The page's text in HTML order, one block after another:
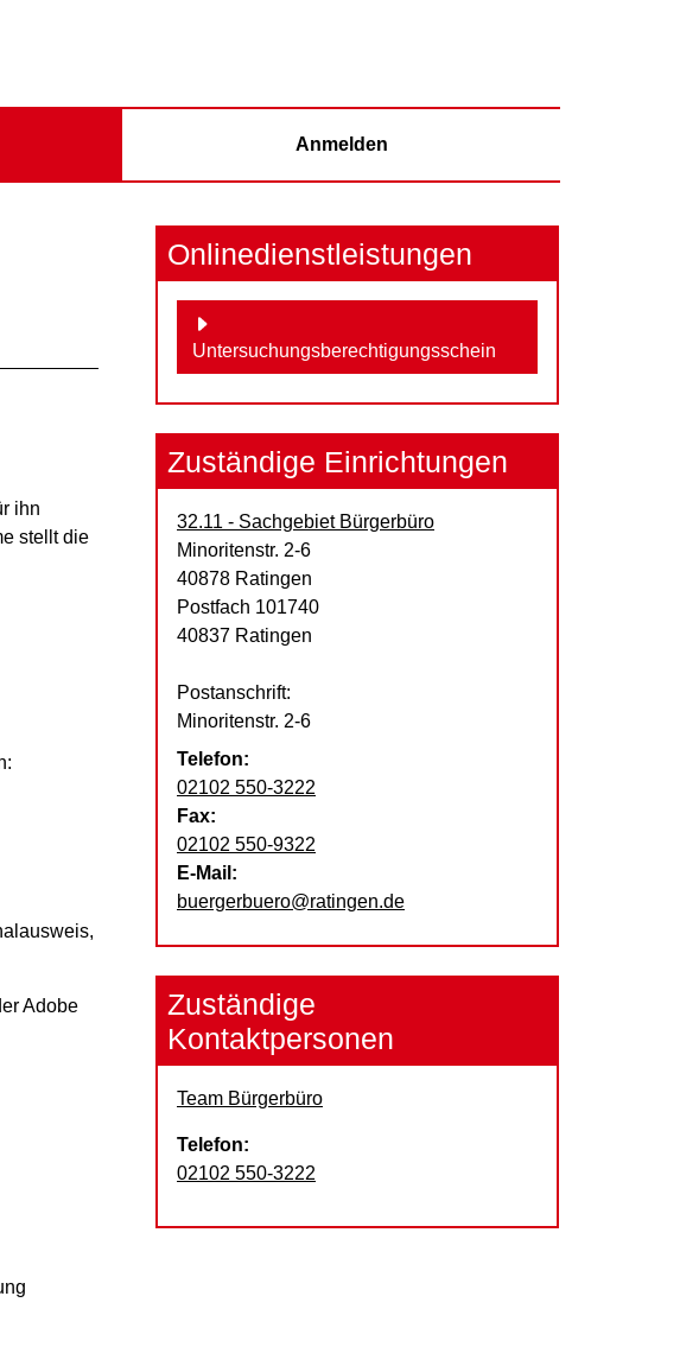
Anmelden
ihn
stellt die
Adobe
Onlinedienstleistungen
Untersuchungsberechtigungsschein
Zuständige Einrichtungen
32.11 - Sachgebiet Bürgerbüro
Straße:
Minoritenstr. Hausnummer:
2-6
PLZ:
40878 Ort:
Ratingen
Postfach 101740
40837 Ratingen
Postanschrift:
Minoritenstr. 2-6
Telefon:
02102 550-3222
Fax:
02102 550-9322
E-Mail:
buergerbuero@ratingen.de
Zuständige
Kontaktpersonen
Team Bürgerbüro
Telefon:
02102 550-3222